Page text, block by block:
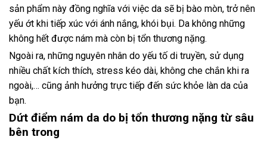
sản phẩm này đồng nghĩa với việc da sẽ bị bào mòn, trở nên
yếu ớt khi tiếp xúc với ánh nắng, khói bụi. Da không những
không hết được nám mà còn bị tổn thương nặng.
Ngoài ra, những nguyên nhân do yếu tố di truyền, sử dụng
nhiều chất kích thích, stress kéo dài, không che chắn khi ra
ngoài,… cũng ảnh hưởng trực tiếp đến sức khỏe làn da của
bạn.
Dứt điểm nám da do bị tổn thương nặng từ sâu
bên trong